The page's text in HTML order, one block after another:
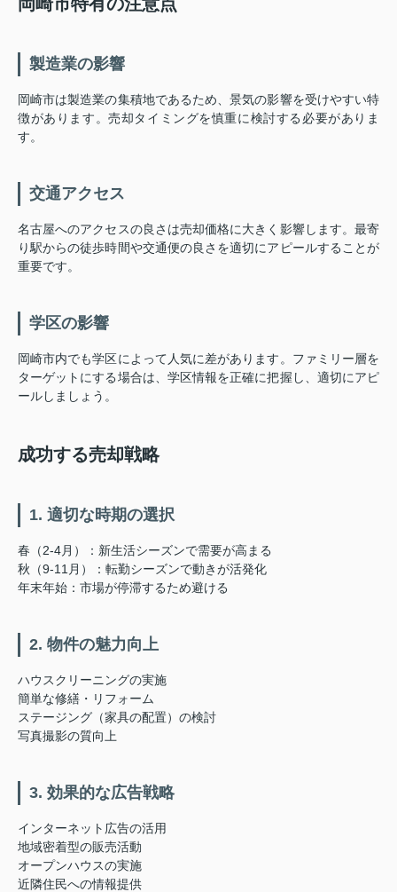
製造業の影響
岡崎市は製造業の集積地であるため、景気の影響を受けやすい特
徴があります。売却タイミングを慎重に検討する必要がありま
す。
交通アクセス
名古屋へのアクセスの良さは売却価格に大きく影響します。最寄
り駅からの徒歩時間や交通便の良さを適切にアピールすることが
重要です。
学区の影響
岡崎市内でも学区によって人気に差があります。ファミリー層を
ターゲットにする場合は、学区情報を正確に把握し、適切にアピ
ールしましょう。
成功する売却戦略
1. 適切な時期の選択
春（2-4月）：新生活シーズンで需要が高まる
秋（9-11月）：転勤シーズンで動きが活発化
年末年始：市場が停滞するため避ける
2. 物件の魅力向上
ハウスクリーニングの実施
簡単な修繕・リフォーム
ステージング（家具の配置）の検討
写真撮影の質向上
3. 効果的な広告戦略
インターネット広告の活用
地域密着型の販売活動
オープンハウスの実施
近隣住民への情報提供